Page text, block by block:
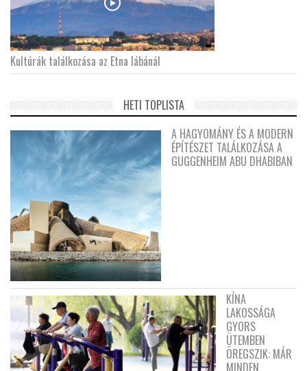
Kultúrák találkozása az Etna lábánál
HETI TOPLISTA
A HAGYOMÁNY ÉS A MODERN
ÉPÍTÉSZET TALÁLKOZÁSA A
GUGGENHEIM ABU DHABIBAN
KÍNA
LAKOSSÁGA
GYORS
ÜTEMBEN
ÖREGSZIK: MÁR
MINDEN